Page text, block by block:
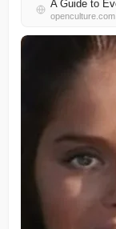
openculture.com